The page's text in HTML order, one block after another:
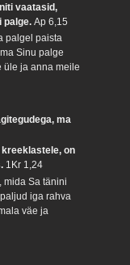
vaatasid,
palge.Ap 6,15
palgel paista
Sinu palge
üle ja anna meile
ma
kreeklastele, on
1Kr 1,24
mida Sa tänini
iga rahva
väe ja